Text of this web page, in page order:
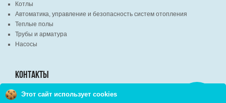
Котлы
Автоматика, управление и безопасность систем отопления
Теплые полы
Трубы и арматура
Насосы
КОНТАКТЫ
г. Минск, ВЦ "Экспобел", строительный рынок, павильон № 8c
Этот сайт использует cookies